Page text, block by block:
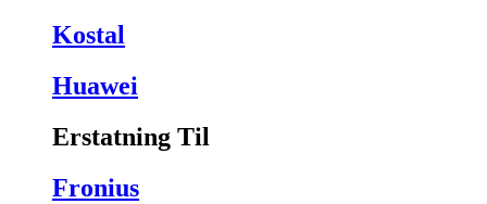
Kostal
Huawei
Erstatning Til
Fronius